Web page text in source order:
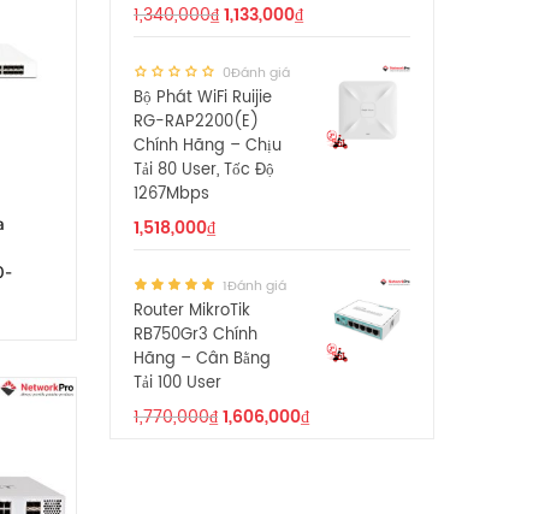
1,340,000₫1,133,000₫
0Đánh giá
Bộ Phát WiFi Ruijie
RG-RAP2200(E)
Chính Hãng – Chịu
Tải 80 User, Tốc Độ
1267Mbps
1,518,000₫
1Đánh giá
Router MikroTik
RB750Gr3 Chính
Hãng – Cân Bằng
Tải 100 User
1,770,000₫1,606,000₫